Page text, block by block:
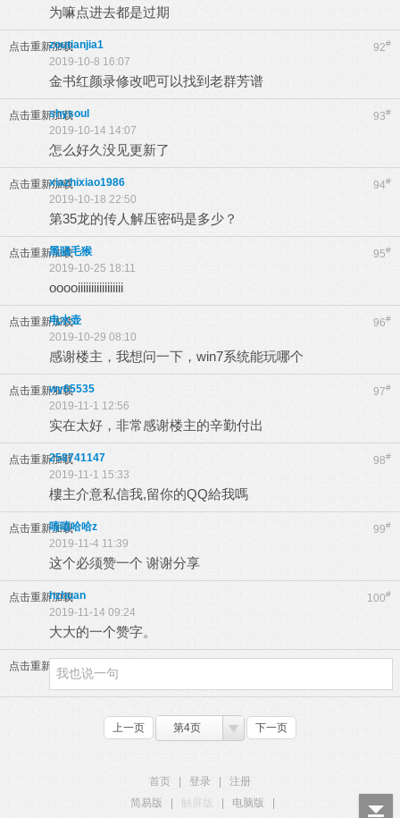
为嘛点进去都是过期
点击重新加载 92#
zoutianjia1
2019-10-8 16:07
金书红颜录修改吧可以找到老群芳谱
点击重新加载 93#
shysoul
2019-10-14 14:07
怎么好久没见更新了
点击重新加载 94#
xiazhixiao1986
2019-10-18 22:50
第35龙的传人解压密码是多少？
点击重新加载 95#
黑骚毛猴
2019-10-25 18:11
ooooiiiiiiiiiiiiiiiii
点击重新加载 96#
电水壶
2019-10-29 08:10
感谢楼主，我想问一下，win7系统能玩哪个
点击重新加载 97#
wy65535
2019-11-1 12:56
实在太好，非常感谢楼主的辛勤付出
点击重新加载 98#
258741147
2019-11-1 15:33
樓主介意私信我,留你的QQ給我嗎
点击重新加载 99#
嘻嘻哈哈z
2019-11-4 11:39
这个必须赞一个 谢谢分享
点击重新加载 100#
hzhuan
2019-11-14 09:24
大大的一个赞字。
点击重新加载
上一页 第4页 下一页
首页 登录
注册
简易版
触屏版 电脑版